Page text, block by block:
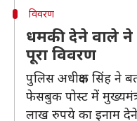
विवरण
धमकी देने वाले ने
पूरा विवरण
पुलिस अधीक्षक सिंह ने
फेसबुक पोस्ट में
लाख रुपये का इनाम